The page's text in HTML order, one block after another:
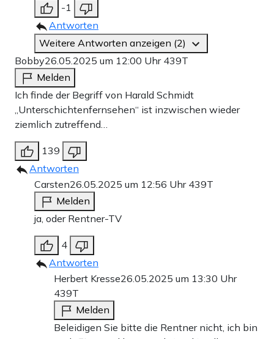
-1
Antworten
Weitere Antworten anzeigen (2)
Bobby26.05.2025 um 12:00 Uhr 439T
Melden
Ich finde der Begriff von Harald Schmidt
„Unterschichtenfernsehen“ ist inzwischen wieder
ziemlich zutreffend…
139
Antworten
Carsten26.05.2025 um 12:56 Uhr 439T
Melden
ja, oder Rentner-TV
4
Antworten
Herbert Kresse26.05.2025 um 13:30 Uhr
439T
Melden
Beleidigen Sie bitte die Rentner nicht, ich bin